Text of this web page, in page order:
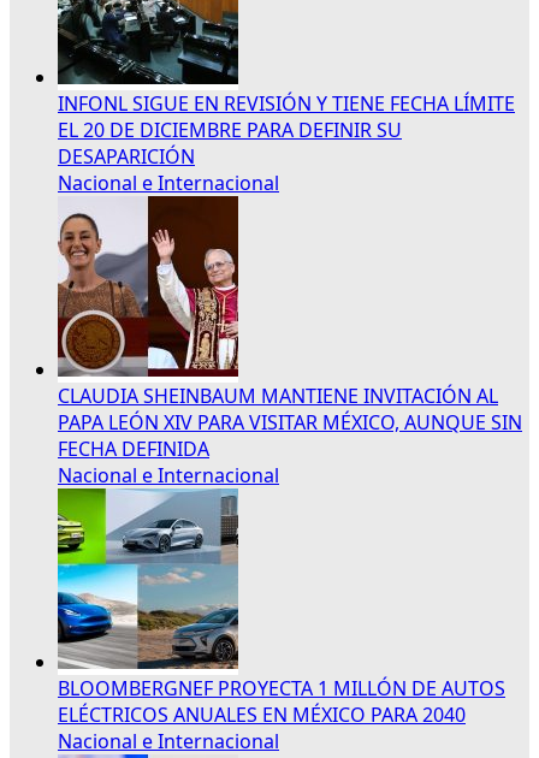
INFONL SIGUE EN REVISIÓN Y TIENE FECHA LÍMITE
EL 20 DE DICIEMBRE PARA DEFINIR SU
DESAPARICIÓN
Nacional e Internacional
CLAUDIA SHEINBAUM MANTIENE INVITACIÓN AL
PAPA LEÓN XIV PARA VISITAR MÉXICO, AUNQUE SIN
FECHA DEFINIDA
Nacional e Internacional
BLOOMBERGNEF PROYECTA 1 MILLÓN DE AUTOS
ELÉCTRICOS ANUALES EN MÉXICO PARA 2040
Nacional e Internacional